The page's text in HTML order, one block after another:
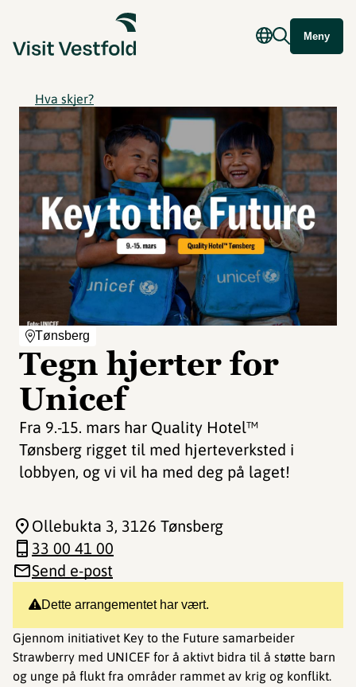
Meny
Hva skjer?
Tønsberg
Tegn hjerter for
Unicef
Fra 9.-15. mars har Quality Hotel™
Tønsberg rigget til med hjerteverksted i
lobbyen, og vi vil ha med deg på laget!
Dette arrangementet har vært.
Gjennom initiativet Key to the Future samarbeider
Strawberry med UNICEF for å aktivt bidra til å støtte barn
og unge på flukt fra områder rammet av krig og konflikt.
Ollebukta 3, 3126 Tønsberg
33 00 41 00
Send e-post